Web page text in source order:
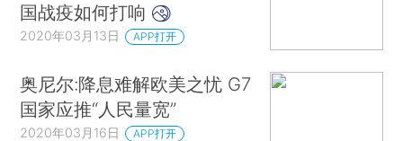
国战疫如何打响
2020年03月13日 APP打开
奥尼尔:降息难解欧美之忧 G7
国家应推“人民量宽”
2020年03月16日 APP打开